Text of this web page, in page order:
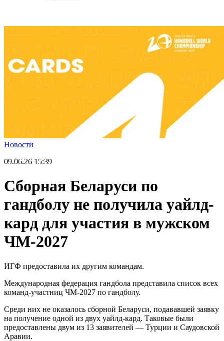
Новости
09.06.26 15:39
Сборная Беларуси по
гандболу не получила уайлд-
кард для участия в мужском
ЧМ-2027
ИГФ предоставила их другим командам.
Международная федерация гандбола представила список всех
команд-участниц ЧМ-2027 по гандболу.
Среди них не оказалось сборной Беларуси, подававшей заявку
на получение одной из двух уайлд-кард. Таковые были
предоставлены двум из 13 заявителей — Турции и Саудовской
Аравии.